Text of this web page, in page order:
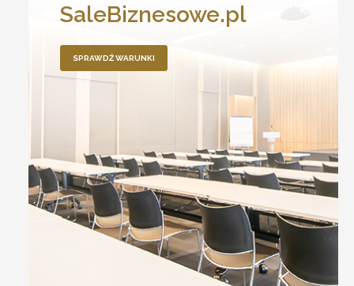
SaleBiznesowe.pl
SPRAWDŹ WARUNKI